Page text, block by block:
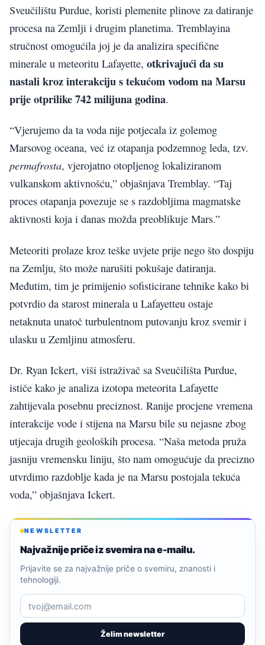
Sveučilištu Purdue, koristi plemenite plinove za datiranje
procesa na Zemlji i drugim planetima. Tremblayina
stručnost omogućila joj je da analizira specifične
minerale u meteoritu Lafayette, otkrivajući da su
nastali kroz interakciju s tekućom vodom na Marsu
prije otprilike 742 milijuna godina.
“Vjerujemo da ta voda nije potjecala iz golemog
Marsovog oceana, već iz otapanja podzemnog leda, tzv.
permafrosta, vjerojatno otopljenog lokaliziranom
vulkanskom aktivnošću,” objašnjava Tremblay. “Taj
proces otapanja povezuje se s razdobljima magmatske
aktivnosti koja i danas možda preoblikuje Mars.”
Meteoriti prolaze kroz teške uvjete prije nego što dospiju
na Zemlju, što može narušiti pokušaje datiranja.
Međutim, tim je primijenio sofisticirane tehnike kako bi
potvrdio da starost minerala u Lafayetteu ostaje
netaknuta unatoč turbulentnom putovanju kroz svemir i
ulasku u Zemljinu atmosferu.
Dr. Ryan Ickert, viši istraživač sa Sveučilišta Purdue,
ističe kako je analiza izotopa meteorita Lafayette
zahtijevala posebnu preciznost. Ranije procjene vremena
interakcije vode i stijena na Marsu bile su nejasne zbog
utjecaja drugih geoloških procesa. “Naša metoda pruža
jasniju vremensku liniju, što nam omogućuje da precizno
utvrdimo razdoblje kada je na Marsu postojala tekuća
voda,” objašnjava Ickert.
NEWSLETTER
Najvažnije priče iz svemira na e-mailu.
Želim newsletter
Prijavite se za najvažnije priče o svemiru, znanosti i
tehnologiji.